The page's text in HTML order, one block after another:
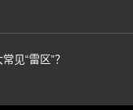
见“雷区”？